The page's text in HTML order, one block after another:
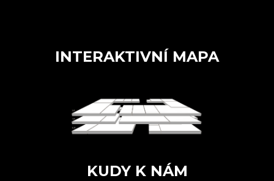
INTERAKTIVNÍ MAPA
KUDY K NÁM